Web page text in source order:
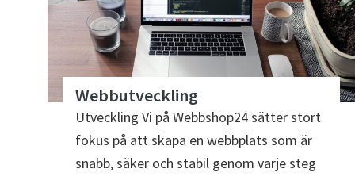
Webbutveckling
Utveckling Vi på Webbshop24 sätter stort
fokus på att skapa en webbplats som är
snabb, säker och stabil genom varje steg